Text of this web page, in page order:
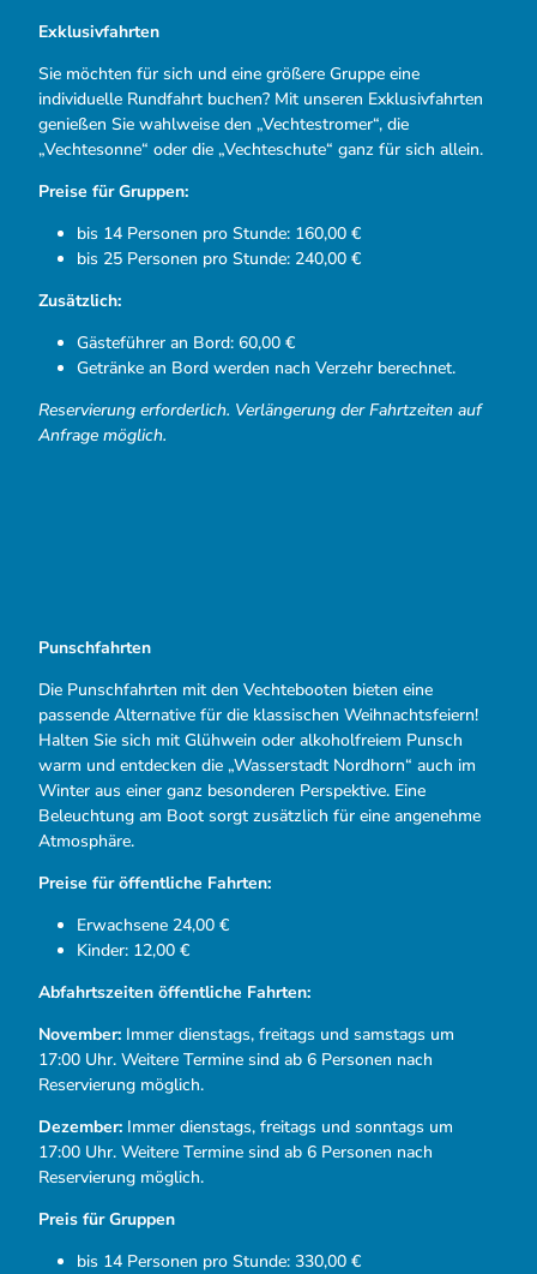
Exklusivfahrten
Sie möchten für sich und eine größere Gruppe eine
individuelle Rundfahrt buchen? Mit unseren Exklusivfahrten
genießen Sie wahlweise den „Vechtestromer“, die
„Vechtesonne“ oder die „Vechteschute“ ganz für sich allein.
Preise für Gruppen:
bis 14 Personen pro Stunde: 160,00 €
bis 25 Personen pro Stunde: 240,00 €
Zusätzlich:
Gästeführer an Bord: 60,00 €
Getränke an Bord werden nach Verzehr berechnet.
Reservierung erforderlich. Verlängerung der Fahrtzeiten auf
Anfrage möglich.
Punschfahrten
Die Punschfahrten mit den Vechtebooten bieten eine
passende Alternative für die klassischen Weihnachtsfeiern!
Halten Sie sich mit Glühwein oder alkoholfreiem Punsch
warm und entdecken die „Wasserstadt Nordhorn“ auch im
Winter aus einer ganz besonderen Perspektive. Eine
Beleuchtung am Boot sorgt zusätzlich für eine angenehme
Atmosphäre.
Preise für öffentliche Fahrten:
Erwachsene 24,00 €
Kinder: 12,00 €
Abfahrtszeiten öffentliche Fahrten:
November: Immer dienstags, freitags und samstags um
17:00 Uhr. Weitere Termine sind ab 6 Personen nach
Reservierung möglich.
Dezember: Immer dienstags, freitags und sonntags um
17:00 Uhr. Weitere Termine sind ab 6 Personen nach
Reservierung möglich.
Preis für Gruppen
bis 14 Personen pro Stunde: 330,00 €